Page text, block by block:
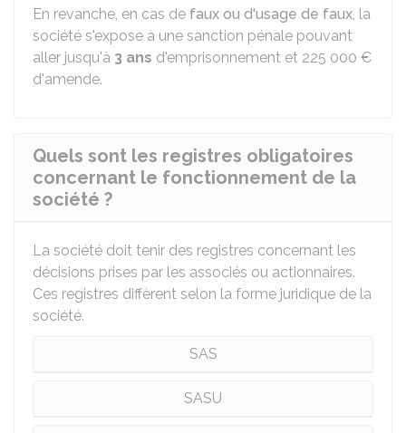
En revanche, en cas de faux ou d'usage de faux, la
société s'expose à une sanction pénale pouvant
aller jusqu'à 3 ans d'emprisonnement et 225 000 €
d'amende.
Quels sont les registres obligatoires
concernant le fonctionnement de la
société ?
La société doit tenir des registres concernant les
décisions prises par les associés ou actionnaires.
Ces registres diffèrent selon la forme juridique de la
société.
SAS
SASU